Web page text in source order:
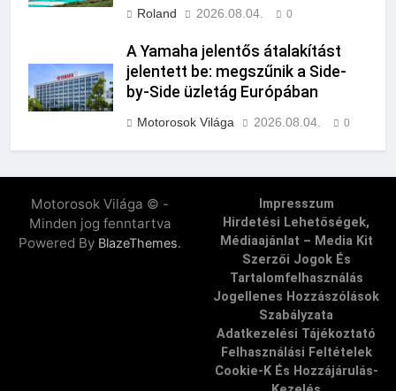
Roland 2026.08.04. 0
A Yamaha jelentős átalakítást
jelentett be: megszűnik a Side-
by-Side üzletág Európában
Motorosok Világa 2026.08.04. 0
Motorosok Világa © -
Minden jog fenntartva
Powered By BlazeThemes.
Impresszum
Hirdetési Lehetőségek,
Médiaajánlat – Media Kit
Szerzői Jogok És
Tartalomfelhasználás
Jogellenes Hozzászólások
Szabályzata
Adatkezelési Tájékoztató
Felhasználási Feltételek
Cookie-K És Hozzájárulás-